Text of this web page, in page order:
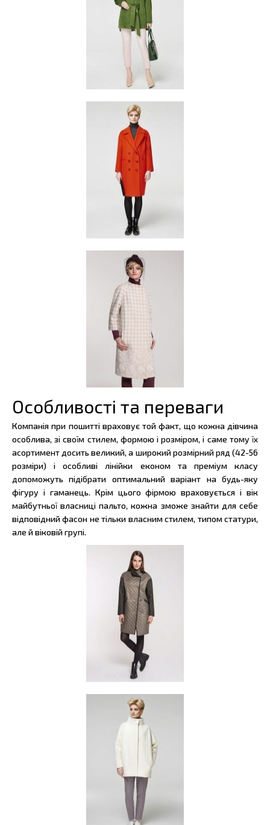
Особливості та переваги
Компанія при пошитті враховує той факт, що кожна дівчина
особлива, зі своїм стилем, формою і розміром, і саме тому їх
асортимент досить великий, а широкий розмірний ряд (42-56
розміри) і особливі лінійки економ та преміум класу
допоможуть підібрати оптимальний варіант на будь-яку
фігуру і гаманець. Крім цього фірмою враховується і вік
майбутньої власниці пальто, кожна зможе знайти для себе
відповідний фасон не тільки власним стилем, типом статури,
але й віковій групі.